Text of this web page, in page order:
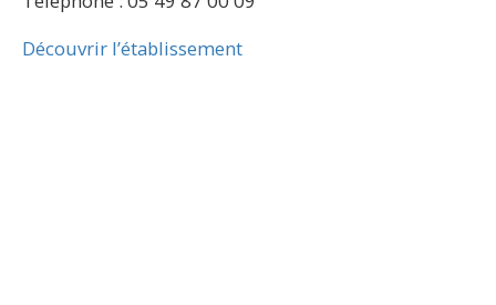
Découvrir l’établissement